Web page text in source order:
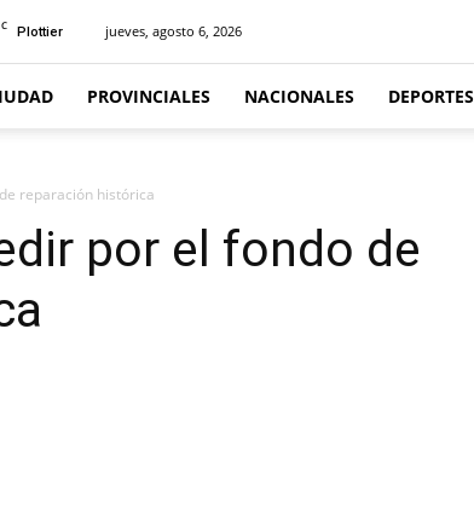
C Plottier jueves, agosto 6, 2026
PROVINCIALES NACIONALES DEPORTES
reparación histórica
por el fondo de